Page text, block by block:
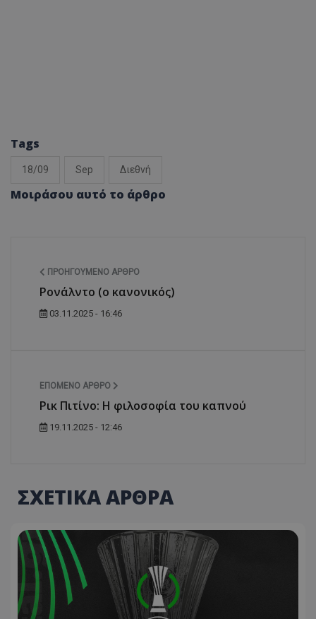
Tags
18/09 Sep Διεθνή
Μοιράσου αυτό το άρθρο
ΠΡΟΗΓΟΎΜΕΝΟ ΆΡΘΡΟ
Ρονάλντο (ο κανονικός)
03.11.2025 - 16:46
ΕΠΌΜΕΝΟ ΆΡΘΡΟ
Ρικ Πιτίνο: Η φιλοσοφία του καπνού
19.11.2025 - 12:46
ΣΧΕΤΙΚΑ ΑΡΘΡΑ